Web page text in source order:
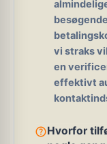
vi straks
en
effektivt
help_outlineHvorfor